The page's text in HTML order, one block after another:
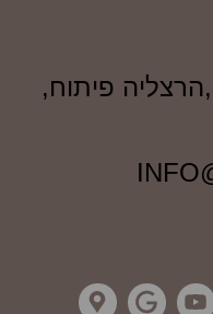
המנופים 2 ,קומה 4 ,הרצליה פיתוח,